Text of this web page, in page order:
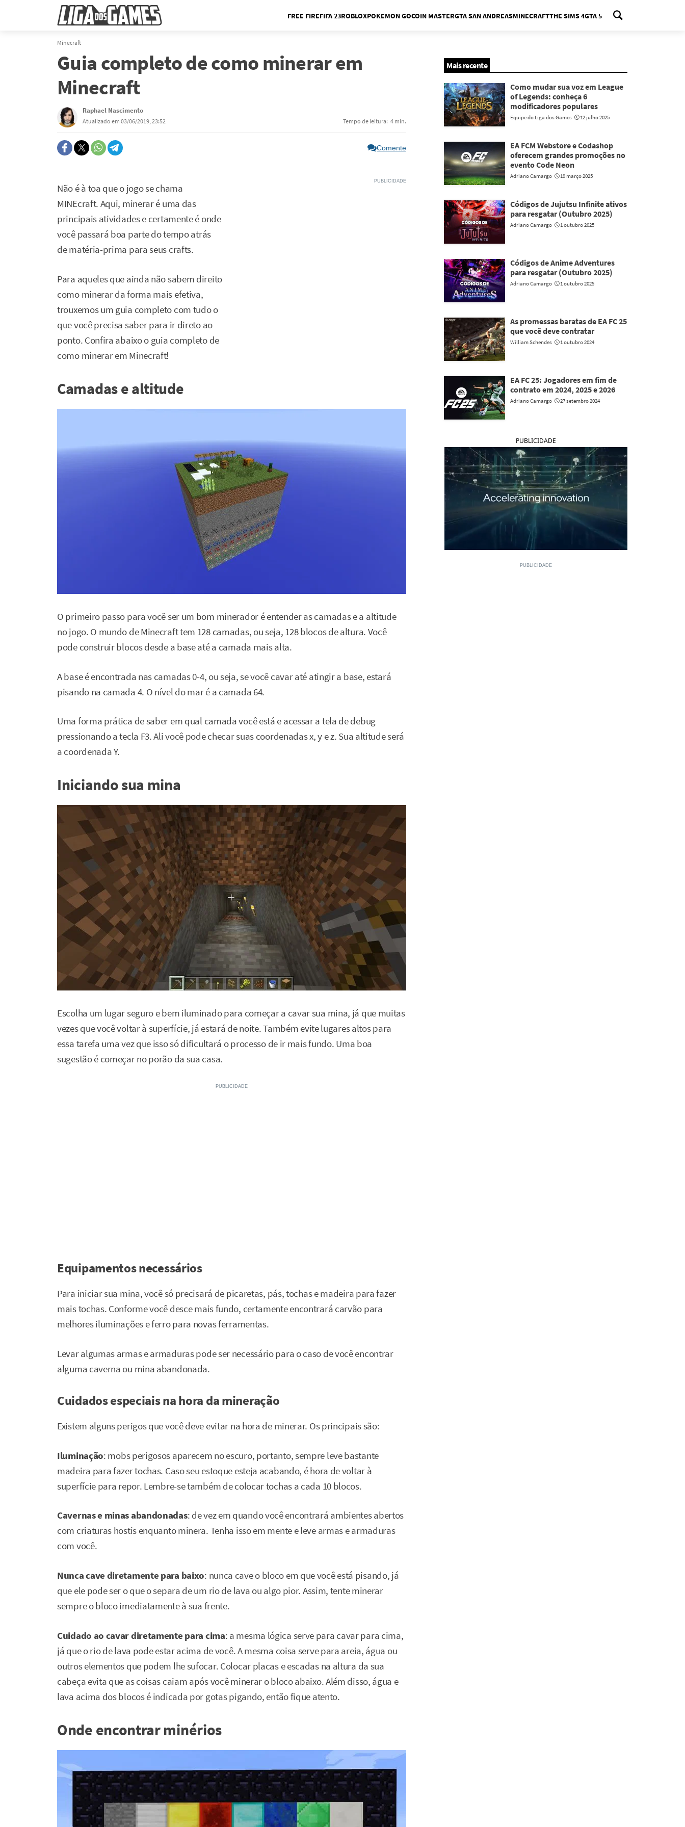
Menu
FREE FIREFIFA 23ROBLOXPOKEMON GOCOIN MASTERGTA SAN ANDREASMINECRAFTTHE SIMS 4GTA 5
Minecraft
Guia completo de como minerar em
Minecraft
Raphael Nascimento
Atualizado em 03/06/2019, 23:52 Tempo de leitura: 4 min.
Comente
Não é à toa que o jogo se chama
MINEcraft. Aqui, minerar é uma das
principais atividades e certamente é onde
você passará boa parte do tempo atrás
de matéria-prima para seus crafts.
Para aqueles que ainda não sabem direito
como minerar da forma mais efetiva,
trouxemos um guia completo com tudo o
que você precisa saber para ir direto ao
ponto. Confira abaixo o guia completo de
como minerar em Minecraft!
Camadas e altitude
O primeiro passo para você ser um bom minerador é entender as camadas e a altitude
no jogo. O mundo de Minecraft tem 128 camadas, ou seja, 128 blocos de altura. Você
pode construir blocos desde a base até a camada mais alta.
A base é encontrada nas camadas 0-4, ou seja, se você cavar até atingir a base, estará
pisando na camada 4. O nível do mar é a camada 64.
Uma forma prática de saber em qual camada você está e acessar a tela de debug
pressionando a tecla F3. Ali você pode checar suas coordenadas x, y e z. Sua altitude será
a coordenada Y.
Iniciando sua mina
Escolha um lugar seguro e bem iluminado para começar a cavar sua mina, já que muitas
vezes que você voltar à superfície, já estará de noite. Também evite lugares altos para
essa tarefa uma vez que isso só dificultará o processo de ir mais fundo. Uma boa
sugestão é começar no porão da sua casa.
Equipamentos necessários
Para iniciar sua mina, você só precisará de picaretas, pás, tochas e madeira para fazer
mais tochas. Conforme você desce mais fundo, certamente encontrará carvão para
melhores iluminações e ferro para novas ferramentas.
Levar algumas armas e armaduras pode ser necessário para o caso de você encontrar
alguma caverna ou mina abandonada.
Cuidados especiais na hora da mineração
Existem alguns perigos que você deve evitar na hora de minerar. Os principais são:
Iluminação: mobs perigosos aparecem no escuro, portanto, sempre leve bastante
madeira para fazer tochas. Caso seu estoque esteja acabando, é hora de voltar à
superfície para repor. Lembre-se também de colocar tochas a cada 10 blocos.
Cavernas e minas abandonadas: de vez em quando você encontrará ambientes abertos
com criaturas hostis enquanto minera. Tenha isso em mente e leve armas e armaduras
com você.
Nunca cave diretamente para baixo: nunca cave o bloco em que você está pisando, já
que ele pode ser o que o separa de um rio de lava ou algo pior. Assim, tente minerar
sempre o bloco imediatamente à sua frente.
Cuidado ao cavar diretamente para cima: a mesma lógica serve para cavar para cima,
já que o rio de lava pode estar acima de você. A mesma coisa serve para areia, água ou
outros elementos que podem lhe sufocar. Colocar placas e escadas na altura da sua
cabeça evita que as coisas caiam após você minerar o bloco abaixo. Além disso, água e
lava acima dos blocos é indicada por gotas pigando, então fique atento.
Onde encontrar minérios
Mais recente
Como mudar sua voz em League
of Legends: conheça 6
modificadores populares
Equipe do Liga dos Games 12 julho 2025
EA FCM Webstore e Codashop
oferecem grandes promoções no
evento Code Neon
Adriano Camargo 19 março 2025
Códigos de Jujutsu Infinite ativos
para resgatar (Outubro 2025)
Adriano Camargo 1 outubro 2025
Códigos de Anime Adventures
para resgatar (Outubro 2025)
Adriano Camargo 1 outubro 2025
As promessas baratas de EA FC 25
que você deve contratar
William Schendes 1 outubro 2024
EA FC 25: Jogadores em fim de
contrato em 2024, 2025 e 2026
Adriano Camargo 27 setembro 2024
PUBLICIDADE